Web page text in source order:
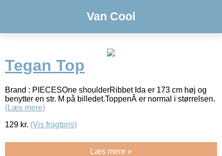
Van Cool
Tegan Top
Brand : PIECESOne shoulderRibbet Ida er 173 cm høj og
benytter en str. M på billedet.ToppenÂ er normal i størrelsen.
(Læs mere)
129 kr. (Vis fragtpris)
Læs mere »